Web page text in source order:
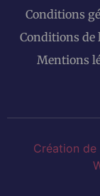
Conditions
Conditions de
Mentions
Création de